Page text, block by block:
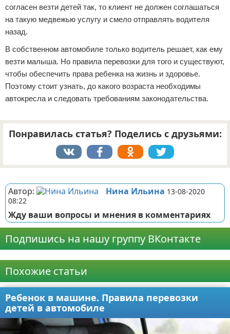
согласен везти детей так, то клиент не должен соглашаться
на такую медвежью услугу и смело отправлять водителя
назад.
В собственном автомобиле только водитель решает, как ему
везти малыша. Но правила перевозки для того и существуют,
чтобы обеспечить права ребенка на жизнь и здоровье.
Поэтому стоит узнать, до какого возраста необходимы
автокресла и следовать требованиям законодательства.
Понравилась статья? Поделись с друзьями:
Автор: Нина Ильина 13-08-2020
08:22
Жду ваши вопросы и мнения в комментариях
Подпишись на нашу группу ВКонтакте
Похожие статьи
Ребенок в машине. Правила перевозки
детей в автомобиле